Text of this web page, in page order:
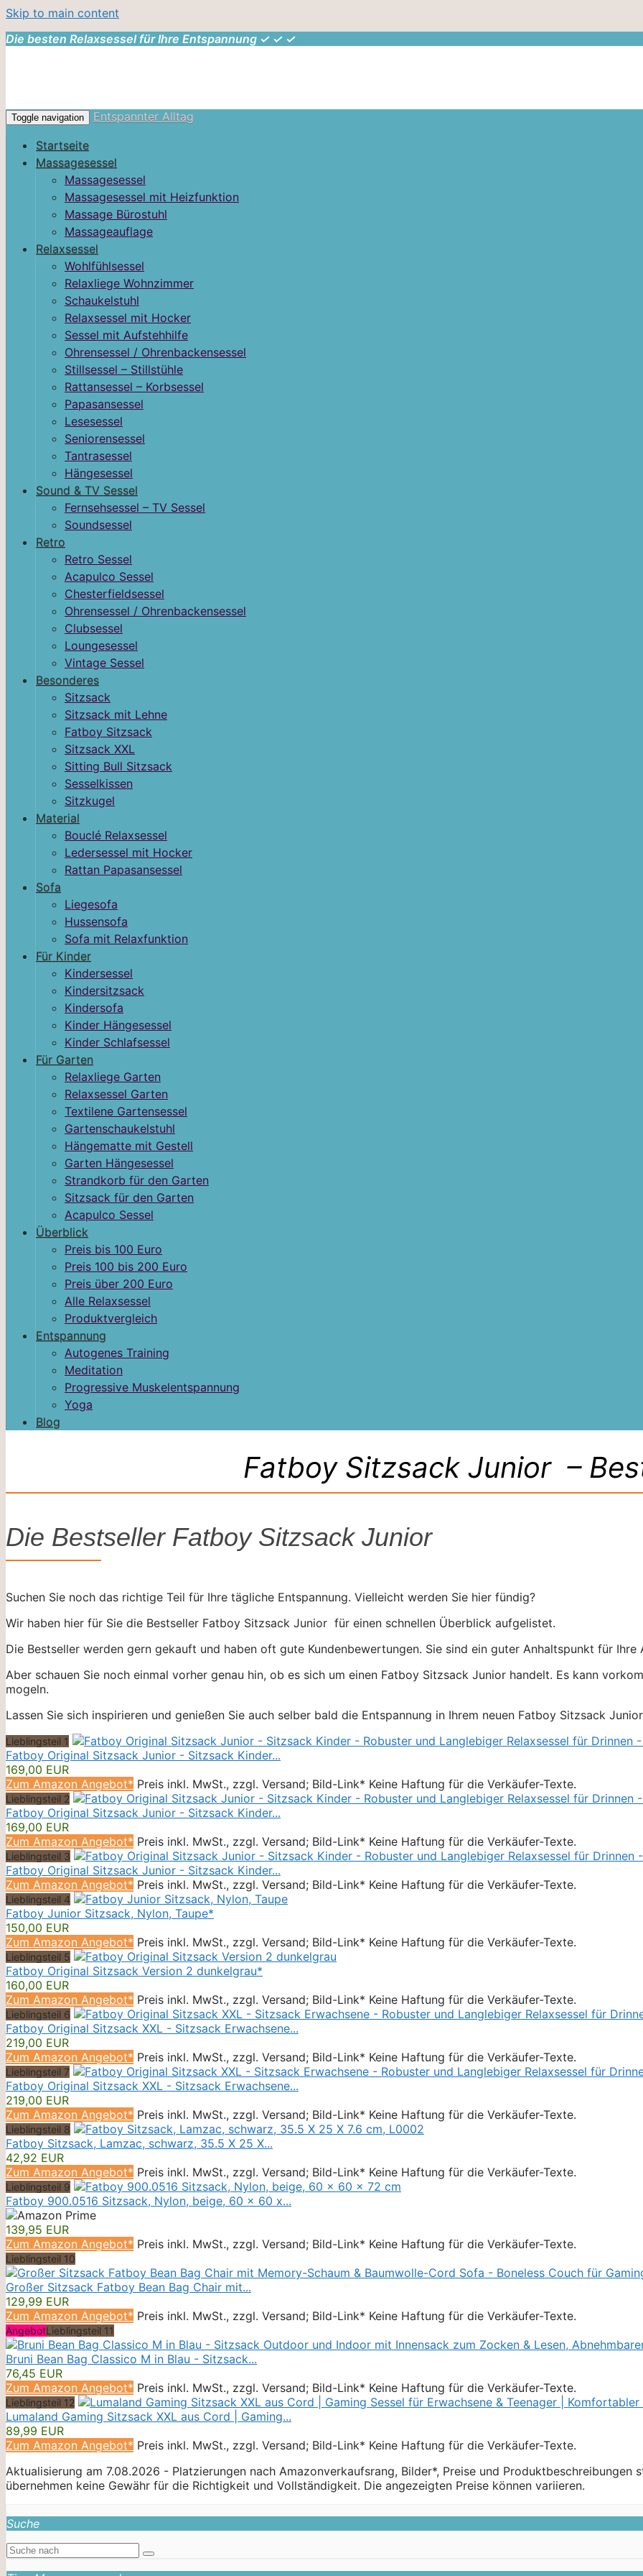
Skip to main content
Die besten Relaxsessel für Ihre Entspannung ✓ ✓ ✓
Toggle navigation
Entspannter Alltag
Startseite
Massagesessel
Massagesessel
Massagesessel mit Heizfunktion
Massage Bürostuhl
Massageauflage
Relaxsessel
Wohlfühlsessel
Relaxliege Wohnzimmer
Schaukelstuhl
Relaxsessel mit Hocker
Sessel mit Aufstehhilfe
Ohrensessel / Ohrenbackensessel
Stillsessel – Stillstühle
Rattansessel – Korbsessel
Papasansessel
Lesesessel
Seniorensessel
Tantrasessel
Hängesessel
Sound & TV Sessel
Fernsehsessel – TV Sessel
Soundsessel
Retro
Retro Sessel
Acapulco Sessel
Chesterfieldsessel
Ohrensessel / Ohrenbackensessel
Clubsessel
Loungesessel
Vintage Sessel
Besonderes
Sitzsack
Sitzsack mit Lehne
Fatboy Sitzsack
Sitzsack XXL
Sitting Bull Sitzsack
Sesselkissen
Sitzkugel
Material
Bouclé Relaxsessel
Ledersessel mit Hocker
Rattan Papasansessel
Sofa
Liegesofa
Hussensofa
Sofa mit Relaxfunktion
Für Kinder
Kindersessel
Kindersitzsack
Kindersofa
Kinder Hängesessel
Kinder Schlafsessel
Für Garten
Relaxliege Garten
Relaxsessel Garten
Textilene Gartensessel
Gartenschaukelstuhl
Hängematte mit Gestell
Garten Hängesessel
Strandkorb für den Garten
Sitzsack für den Garten
Acapulco Sessel
Überblick
Preis bis 100 Euro
Preis 100 bis 200 Euro
Preis über 200 Euro
Alle Relaxsessel
Produktvergleich
Entspannung
Autogenes Training
Meditation
Progressive Muskelentspannung
Yoga
Blog
Fatboy Sitzsack Junior –
Die Bestseller Fatboy Sitzsack Junior
Suchen Sie noch das richtige Teil für Ihre tägliche Entspannung. Vielleicht werden Sie hier fündig?
Wir haben hier für Sie die Bestseller Fatboy Sitzsack Junior für einen schnellen Überblick aufgelistet.
Die Bestseller werden gern gekauft und haben oft gute Kundenbewertungen. Sie sind ein guter Anhaltspunkt für Ihre
Aber schauen Sie noch einmal vorher genau hin, ob es sich um einen Fatboy Sitzsack Junior handelt. Es kann
mogeln.
Lassen Sie sich inspirieren und genießen Sie auch selber bald die Entspannung in Ihrem neuen Fatboy Sitzsack
Lieblingsteil 1
Fatboy Original Sitzsack Junior - Sitzsack Kinder...
169,00 EUR
Zum Amazon Angebot* Preis inkl. MwSt., zzgl. Versand; Bild-Link* Keine Haftung für die Verkäufer-Texte.
Lieblingsteil 2
Fatboy Original Sitzsack Junior - Sitzsack Kinder...
169,00 EUR
Zum Amazon Angebot* Preis inkl. MwSt., zzgl. Versand; Bild-Link* Keine Haftung für die Verkäufer-Texte.
Lieblingsteil 3
Fatboy Original Sitzsack Junior - Sitzsack Kinder...
Zum Amazon Angebot* Preis inkl. MwSt., zzgl. Versand; Bild-Link* Keine Haftung für die Verkäufer-Texte.
Lieblingsteil 4
Fatboy Junior Sitzsack, Nylon, Taupe*
150,00 EUR
Zum Amazon Angebot* Preis inkl. MwSt., zzgl. Versand; Bild-Link* Keine Haftung für die Verkäufer-Texte.
Lieblingsteil 5
Fatboy Original Sitzsack Version 2 dunkelgrau*
160,00 EUR
Zum Amazon Angebot* Preis inkl. MwSt., zzgl. Versand; Bild-Link* Keine Haftung für die Verkäufer-Texte.
Lieblingsteil 6
Fatboy Original Sitzsack XXL - Sitzsack Erwachsene...
219,00 EUR
Zum Amazon Angebot* Preis inkl. MwSt., zzgl. Versand; Bild-Link* Keine Haftung für die Verkäufer-Texte.
Lieblingsteil 7
Fatboy Original Sitzsack XXL - Sitzsack Erwachsene...
219,00 EUR
Zum Amazon Angebot* Preis inkl. MwSt., zzgl. Versand; Bild-Link* Keine Haftung für die Verkäufer-Texte.
Lieblingsteil 8
Fatboy Sitzsack, Lamzac, schwarz, 35.5 X 25 X...
42,92 EUR
Zum Amazon Angebot* Preis inkl. MwSt., zzgl. Versand; Bild-Link* Keine Haftung für die Verkäufer-Texte.
Lieblingsteil 9
Fatboy 900.0516 Sitzsack, Nylon, beige, 60 x 60 x...
139,95 EUR
Zum Amazon Angebot* Preis inkl. MwSt., zzgl. Versand; Bild-Link* Keine Haftung für die Verkäufer-Texte.
Lieblingsteil 10
Großer Sitzsack Fatboy Bean Bag Chair mit...
129,99 EUR
Zum Amazon Angebot* Preis inkl. MwSt., zzgl. Versand; Bild-Link* Keine Haftung für die Verkäufer-Texte.
AngebotLieblingsteil 11
Bruni Bean Bag Classico M in Blau - Sitzsack...
76,45 EUR
Zum Amazon Angebot* Preis inkl. MwSt., zzgl. Versand; Bild-Link* Keine Haftung für die Verkäufer-Texte.
Lieblingsteil 12
Lumaland Gaming Sitzsack XXL aus Cord | Gaming...
89,99 EUR
Zum Amazon Angebot* Preis inkl. MwSt., zzgl. Versand; Bild-Link* Keine Haftung für die Verkäufer-Texte.
Aktualisierung am 7.08.2026 - Platzierungen nach Amazonverkaufsrang, Bilder*, Preise und
übernehmen keine Gewähr für die Richtigkeit und Vollständigkeit. Die angezeigten Preise können variieren.
Suche